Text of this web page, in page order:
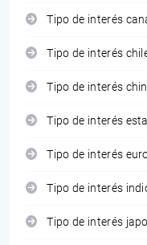
Tipo de interés
Tipo de interés
Tipo de interés
Tipo de interés
Tipo de interés
Tipo de interés
Tipo de interés